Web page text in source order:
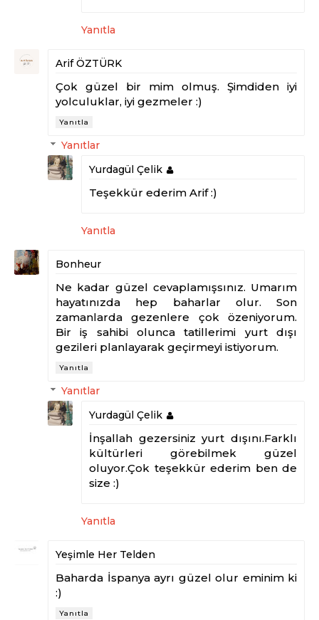
Yanıtla
Arif ÖZTÜRK
Çok güzel bir mim olmuş. Şimdiden iyi
yolculuklar, iyi gezmeler :)
Yanıtla
Yanıtlar
Yurdagül Çelik
Teşekkür ederim Arif :)
Yanıtla
Bonheur
Ne kadar güzel cevaplamışsınız. Umarım
hayatınızda hep baharlar olur. Son
zamanlarda gezenlere çok özeniyorum.
Bir iş sahibi olunca tatillerimi yurt dışı
gezileri planlayarak geçirmeyi istiyorum.
Yanıtla
Yanıtlar
Yurdagül Çelik
İnşallah gezersiniz yurt dışını.Farklı
kültürleri görebilmek güzel
oluyor.Çok teşekkür ederim ben de
size :)
Yanıtla
Yeşimle Her Telden
Baharda İspanya ayrı güzel olur eminim ki
:)
Yanıtla